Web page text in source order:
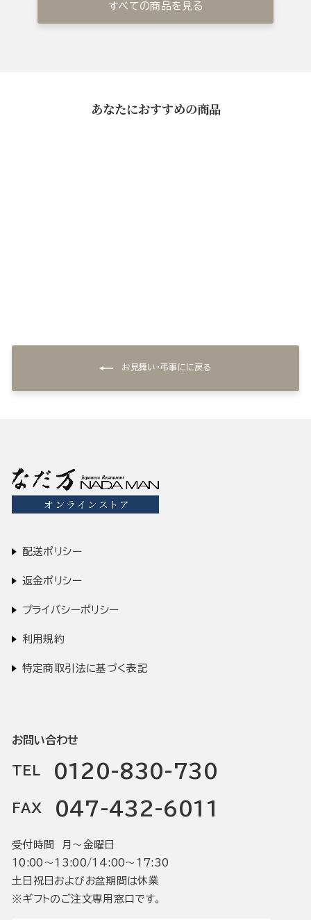
すべての商品を見る
あなたにおすすめの商品
お見舞い・弔事にに戻る
配送ポリシー
返金ポリシー
プライバシーポリシー
利用規約
特定商取引法に基づく表記
お問い合わせ
TEL 0120-830-730
FAX 047-432-6011
受付時間 月〜金曜日
10:00〜13:00/14:00〜17:30
土日祝日およびお盆期間は休業
※ギフトのご注文専用窓口です。